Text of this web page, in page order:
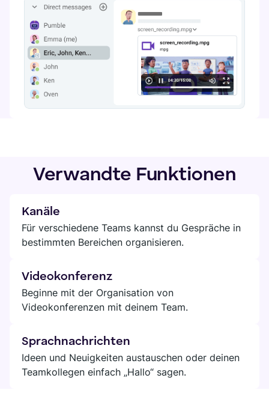
Verwandte Funktionen
Kanäle
Für verschiedene Teams kannst du Gespräche in
bestimmten Bereichen organisieren.
Videokonferenz
Beginne mit der Organisation von
Videokonferenzen mit deinem Team.
Sprachnachrichten
Ideen und Neuigkeiten austauschen oder deinen
Teamkollegen einfach „Hallo“ sagen.